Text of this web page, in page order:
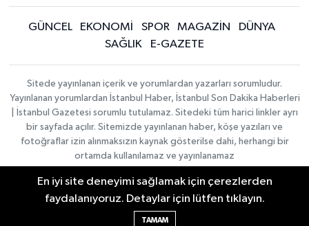
GÜNCEL EKONOMİ SPOR MAGAZİN
DÜNYA
SAĞLIK
E-GAZETE
Sitede yayınlanan içerik ve yorumlardan yazarları sorumludur.
Yayınlanan yorumlardan İstanbul Haber, İstanbul Son Dakika Haberleri
| İstanbul Gazetesi sorumlu tutulamaz. Sitedeki tüm harici linkler ayrı
bir sayfada açılır. Sitemizde yayınlanan haber, köşe yazıları ve
fotoğraflar izin alınmaksızın kaynak gösterilse dahi, herhangi bir
ortamda kullanılamaz ve yayınlanamaz
İletişim
Künye
KURUMSAL
Haber Yazılımı:TE Bilişim |
Copyright © 2026
En iyi site deneyimi sağlamak için çerezlerden
faydalanıyoruz. Detaylar için lütfen tıklayın.
TAMAM